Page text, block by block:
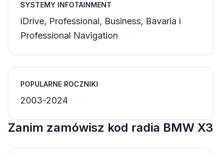
SYSTEMY INFOTAINMENT
iDrive, Professional, Business, Bavaria i
Professional Navigation
POPULARNE ROCZNIKI
2003-2024
Zanim zamówisz kod radia BMW X3